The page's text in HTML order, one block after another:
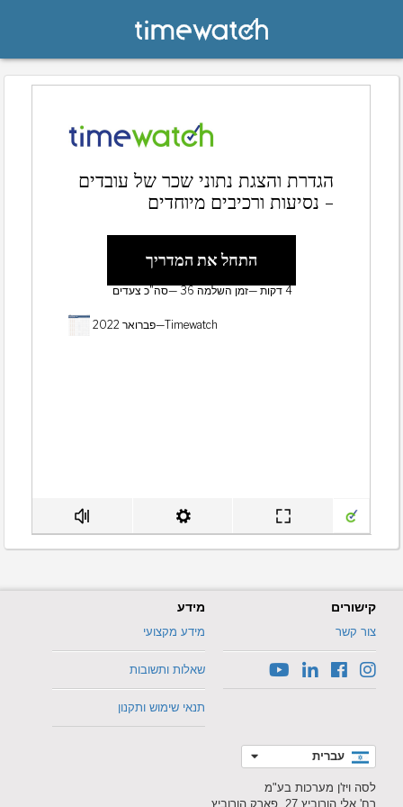
קישורים
צור קשר
מידע
מידע מקצועי
שאלות ותשובות
תנאי שימוש ותקנון
עברית
לסה ויז'ן מערכות בע"מ
רח' אלי הורוביץ 27, פארק הורוביץ,